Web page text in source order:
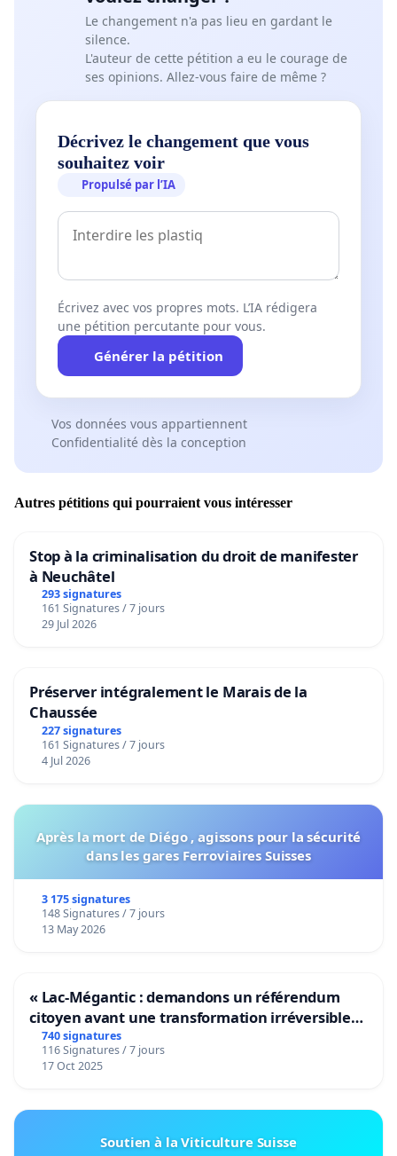
Le changement n'a pas lieu en gardant le
silence.
L'auteur de cette pétition a eu le courage de
ses opinions. Allez-vous faire de même ?
Décrivez le changement que vous
souhaitez voir
Propulsé par l’IA
Écrivez avec vos propres mots. L’IA rédigera
une pétition percutante pour vous.
Générer la pétition
Vos données vous appartiennent
Confidentialité dès la conception
Autres pétitions qui pourraient vous intéresser
Stop à la criminalisation du droit de manifester
à Neuchâtel
293 signatures
161 Signatures / 7 jours
29 Jul 2026
Préserver intégralement le Marais de la
Chaussée
227 signatures
161 Signatures / 7 jours
4 Jul 2026
Après la mort de Diégo , agissons pour la sécurité
dans les gares Ferroviaires Suisses
3 175 signatures
148 Signatures / 7 jours
13 May 2026
« Lac-Mégantic : demandons un référendum
citoyen avant une transformation irréversible
de notre territoire »
740 signatures
116 Signatures / 7 jours
17 Oct 2025
Soutien à la Viticulture Suisse